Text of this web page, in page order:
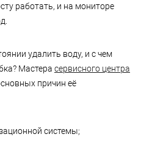
работать, и на мониторе
удалить воду, и с чем
Мастера сервисного центра
причин её
системы;